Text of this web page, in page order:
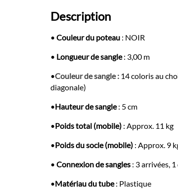
Description
• Couleur du poteau : NOIR
• Longueur de sangle: 3,00 m
•Couleur de sangle : 14 coloris au
diagonale)
•Hauteur de sangle: 5 cm
•Poids total (mobile) : Approx. 11 kg
•Poids du socle (mobile) : Approx. 9
• Connexion de sangles : 3 arrivées,
•Matériau du tube: Plastique